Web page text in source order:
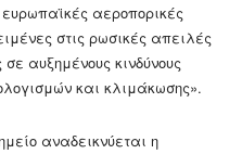
αεροπορικές
στις ρωσικές απειλές
αυξημένους κινδύνους
και κλιμάκωσης».
αναδεικνύεται η